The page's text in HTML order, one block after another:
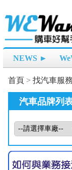
NEWS ►
首頁 > 找汽車服務
汽車品牌列